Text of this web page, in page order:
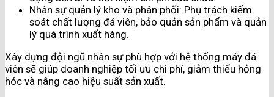
Nhân sự quản lý kho và phân phối: Phụ trách kiểm
soát chất lượng đá viên, bảo quản sản phẩm và quản
lý quá trình xuất hàng.
Xây dựng đội ngũ nhân sự phù hợp với hệ thống máy đá
viên sẽ giúp doanh nghiệp tối ưu chi phí, giảm thiểu hỏng
hóc và nâng cao hiệu suất sản xuất.